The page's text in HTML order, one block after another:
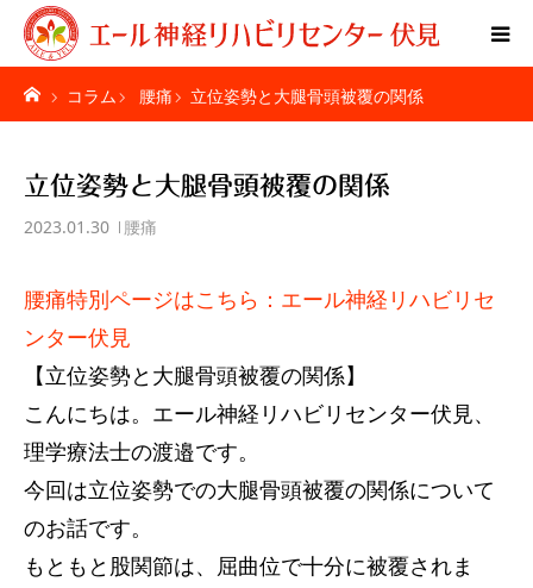
コラム 腰痛 立位姿勢と大腿骨頭被覆の関係
立位姿勢と大腿骨頭被覆の関係
2023.01.30 腰痛
腰痛特別ページはこちら：エール神経リハビリセ
ンター伏見
【立位姿勢と大腿骨頭被覆の関係】
こんにちは。エール神経リハビリセンター伏見、
理学療法士の渡邉です。
今回は立位姿勢での大腿骨頭被覆の関係について
のお話です。
もともと股関節は、屈曲位で十分に被覆されま
Home
特別リハビリ体験
ご利用者様の声
疾患別ページ
料金表
お問い合わせ
施設紹介
サービス内容